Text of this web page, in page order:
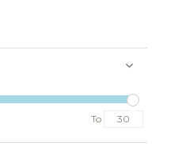
To